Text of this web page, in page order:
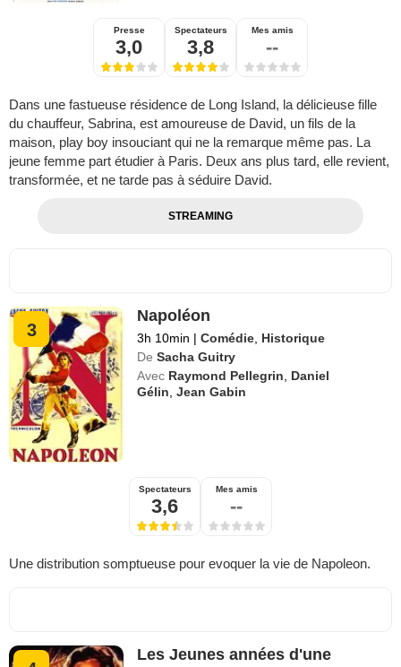
Presse
3,0
Spectateurs
3,8
Mes amis
--
Dans une fastueuse résidence de Long Island, la délicieuse fille
du chauffeur, Sabrina, est amoureuse de David, un fils de la
maison, play boy insouciant qui ne la remarque même pas. La
jeune femme part étudier à Paris. Deux ans plus tard, elle revient,
transformée, et ne tarde pas à séduire David.
STREAMING
3
Napoléon
3h 10min | Comédie Historique
De Sacha Guitry
Avec Raymond Pellegrin
Daniel
Gélin ,Jean Gabin
Spectateurs
3,6
Mes amis
--
Une distribution somptueuse pour evoquer la vie de Napoleon.
Les Jeunes années d'une